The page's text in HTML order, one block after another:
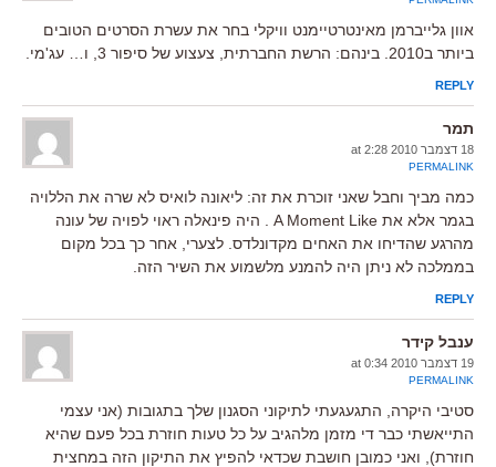
אוון גלייברמן מאינטרטיימנט וויקלי בחר את עשרת הסרטים הטובים
ביותר ב2010. בינהם: הרשת החברתית, צעצוע של סיפור 3, ו… עג'מי.
REPLY
תמר
18 דצמבר 2010 at 2:28
PERMALINK
כמה מביך וחבל שאני זוכרת את זה: ליאונה לואיס לא שרה את הללויה
בגמר אלא את A Moment Like . היה פינאלה ראוי לפויה של עונה
מהרגע שהדיחו את האחים מקדונלדס. לצערי, אחר כך בכל מקום
בממלכה לא ניתן היה להמנע מלשמוע את השיר הזה.
REPLY
ענבל קידר
19 דצמבר 2010 at 0:34
PERMALINK
סטיבי היקרה, התגעגעתי לתיקוני הסגנון שלך בתגובות (אני עצמי
התייאשתי כבר די מזמן מלהגיב על כל טעות חוזרת בכל פעם שהיא
חוזרת), ואני כמובן חושבת שכדאי להפיץ את התיקון הזה במחצית